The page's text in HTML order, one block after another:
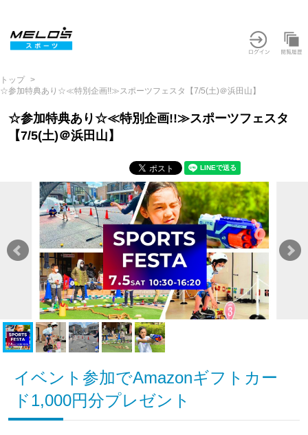
トップ
☆参加特典あり☆≪特別企画!!≫スポーツフェスタ【7/5(土)＠浜田山】
☆参加特典あり☆≪特別企画!!≫スポーツフェスタ
【7/5(土)＠浜田山】
イベント参加でAmazonギフトカー
ド1,000円分プレゼント